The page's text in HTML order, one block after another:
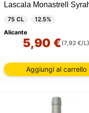
75 CL
12.5%
Alicante
5,90 €(7,92 €/L)
Aggiungi al carrello